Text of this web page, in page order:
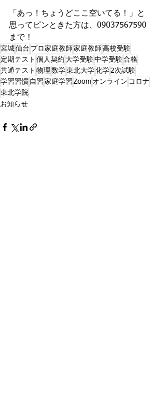
「あっ！ちょうどここ空いてる！」と
思ってピンときた方は、09037567590
まで！
宮城仙台 プロ家庭教師 家庭教師 高校受験
定期テスト 個人契約 大学受験中学受験合格
共通テスト 物理 数学 東北大学化学2次試験
学習習慣 自習 家庭学習 Zoom オンライン コロナ
東北学院
お知らせ